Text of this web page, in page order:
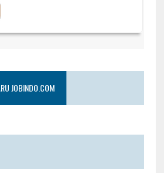
JOBINDO.COM